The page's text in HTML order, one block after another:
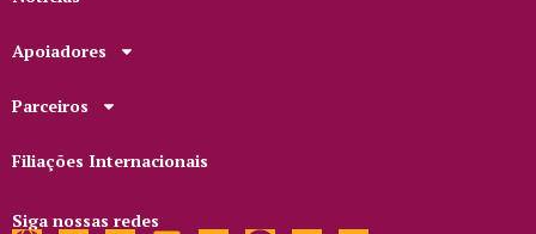
Apoiadores
Parceiros
Filiações Internacionais
Siga nossas redes